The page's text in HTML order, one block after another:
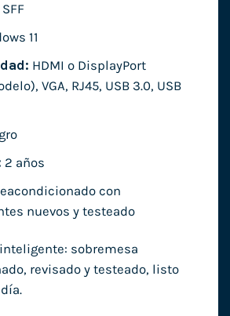
SFF
11
HDMI o DisplayPort
VGA, RJ45, USB 3.0, USB
2 años
con
nuevos y testeado
sobremesa
revisado y testeado, listo